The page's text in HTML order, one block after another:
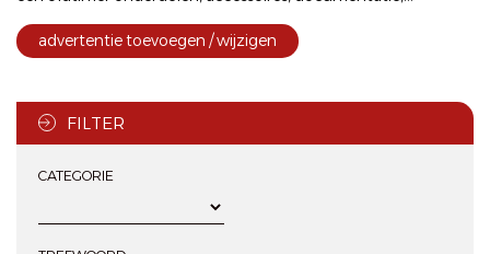
advertentie toevoegen / wijzigen
FILTER
CATEGORIE